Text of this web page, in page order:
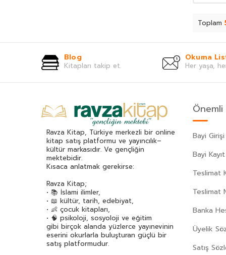
Alexandre Dumas(113)
Alfred Adler
Ali Erkan Kavaklı
Ali Haydar Haksal(53)
Alphonse Daudet(40)
Andre Gide(43)
Anita Ganeri(32)
Anonim(300)
Antoine De Saint Exupery
Arif Pamuk(45)
Aristoteles (Aristo)(89)
Arthur Schopenhauer(77)
Asena Meriç(42)
Asım Uysal(37)
Toplam
Blog
Kitapları takip et.
Okuma
Her yaşa,
Ravza Kitap, Türkiye merkezli bir online
kitap satış platformu ve yayıncılık–
kültür markasıdır. Ve gençliğin
mektebidir.
Kısaca anlatmak gerekirse:
Ravza Kitap;
• 📚 İslami ilimler,
• 📖 kültür, tarih, edebiyat,
• 👶 çocuk kitapları,
• 🧠 psikoloji, sosyoloji ve eğitim
gibi birçok alanda yüzlerce yayınevinin
eserini okurlarla buluşturan güçlü bir
satış platformudur.
Bayi Girişi
Bayi Kayıt
Teslimat
Teslimat
Banka
Üyelik
Satış